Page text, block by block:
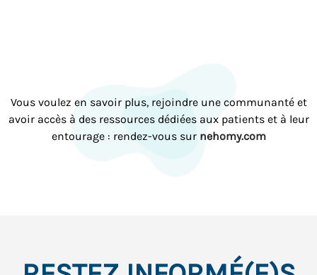
Vous voulez en savoir plus, rejoindre une communanté et
avoir accès à des ressources dédiées aux patients et à leur
entourage : rendez-vous sur nehomy.com